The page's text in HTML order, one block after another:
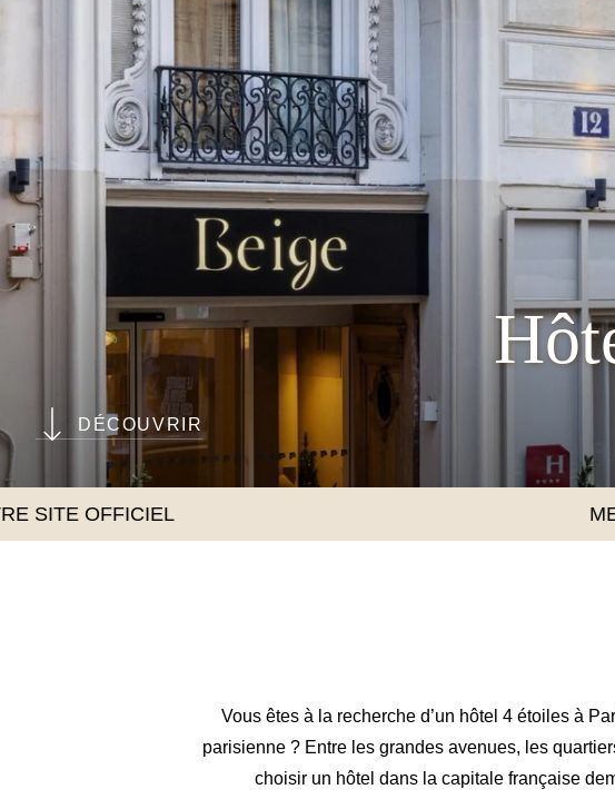
DÉCOUVRIR
Vous êtes à la recherche d’un hôtel 4 étoiles à
parisienne ? Entre les grandes avenues, les
choisir un hôtel dans la capitale française